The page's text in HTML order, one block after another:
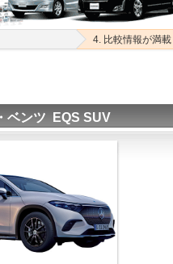
4. 比較情報が満載
ベンツ EQS SUV